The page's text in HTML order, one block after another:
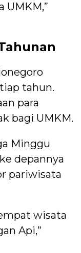
UMKM,”
tahun.
para
bagi UMKM.
Minggu
depannya
pariwisata
wisata
Api,”